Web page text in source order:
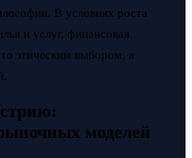
В условиях роста
и услуг, финансовая
этическим выбором, а
моделей